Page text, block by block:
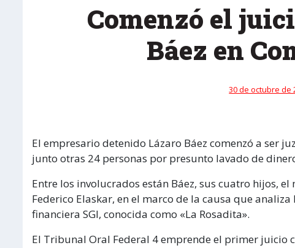
Comenzó el
Báez en
30 de octubre de
El empresario detenido Lázaro Báez comenzó a ser
junto otras 24 personas por presunto lavado de
Entre los involucrados están Báez, sus cuatro hijos,
Federico Elaskar, en el marco de la causa que
financiera SGI, conocida como «La Rosadita».
El Tribunal Oral Federal 4 emprende el primer juicio